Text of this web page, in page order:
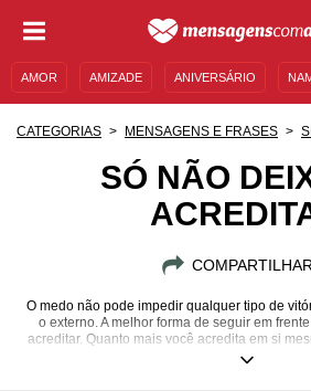
AMOR AMIZADE ANIVERSÁRIO
UNIVERSO FEMININO AUTOAJUDA
MENSAGENS E FRASES MENSAGENS DE
CATEGORIAS MENSAGENS E FRASES
SÓ NÃO
COMPARTILHAR
O medo não pode impedir qualquer tipo de
o externo. A melhor forma de seguir em
acreditar. Quanto mais você acredita em si
tem e nos sonhos que vivem em ti, mais forte